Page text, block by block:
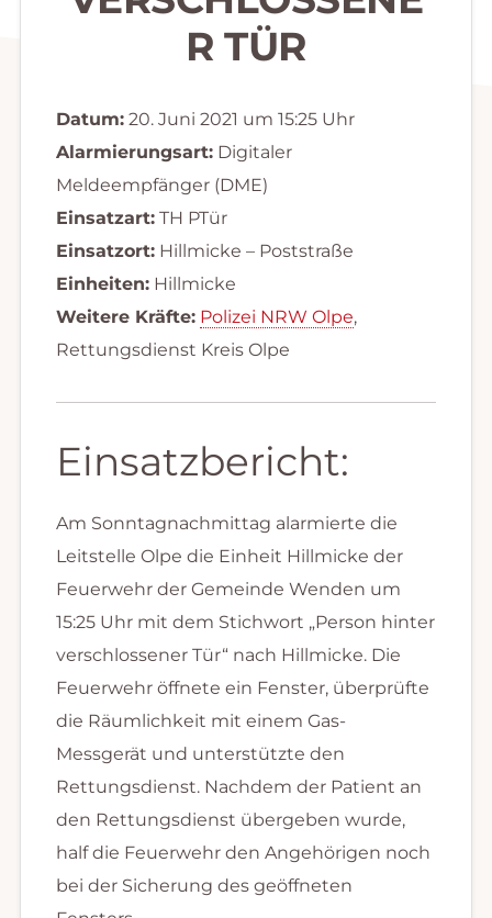
R TÜR
Datum:20. Juni 2021 um 15:25 Uhr
Alarmierungsart:Digitaler
Meldeempfänger (DME)
Einsatzart:TH PTür
Einsatzort:Hillmicke – Poststraße
Einheiten:Hillmicke
Weitere Kräfte: Polizei NRW Olpe,
Rettungsdienst Kreis Olpe
Einsatzbericht:
Am Sonntagnachmittag alarmierte die
Leitstelle Olpe die Einheit Hillmicke der
Feuerwehr der Gemeinde Wenden um
15:25 Uhr mit dem Stichwort „Person hinter
verschlossener Tür“ nach Hillmicke. Die
Feuerwehr öffnete ein Fenster, überprüfte
die Räumlichkeit mit einem Gas-
Messgerät und unterstützte den
Rettungsdienst. Nachdem der Patient an
den Rettungsdienst übergeben wurde,
half die Feuerwehr den Angehörigen noch
bei der Sicherung des geöffneten